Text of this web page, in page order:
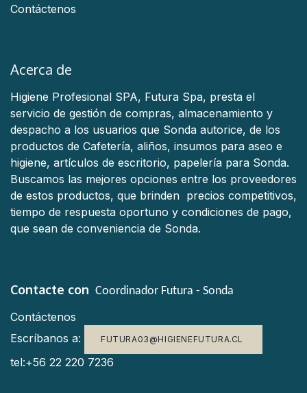
Contáctenos
Acerca de
Higiene Profesional SPA, Futura Spa, presta el
servicio de gestión de compras, almacenamiento y
despacho a los usuarios que Sonda autorice, de los
productos de Cafetería, aliños, insumos para aseo e
higiene, artículos de escritorio, papelería para Sonda.
Buscamos las mejores opciones entre los proveedores
de estos productos, que brinden precios competitivos,
tiempo de respuesta oportuno y condiciones de pago,
que sean de conveniencia de Sonda.
Contacte con Coordinador Futura - Sonda
Contáctenos
Escríbanos a:
FUTURA03@HIGIENEFUTURA.CL
tel:+56 22 220 7236